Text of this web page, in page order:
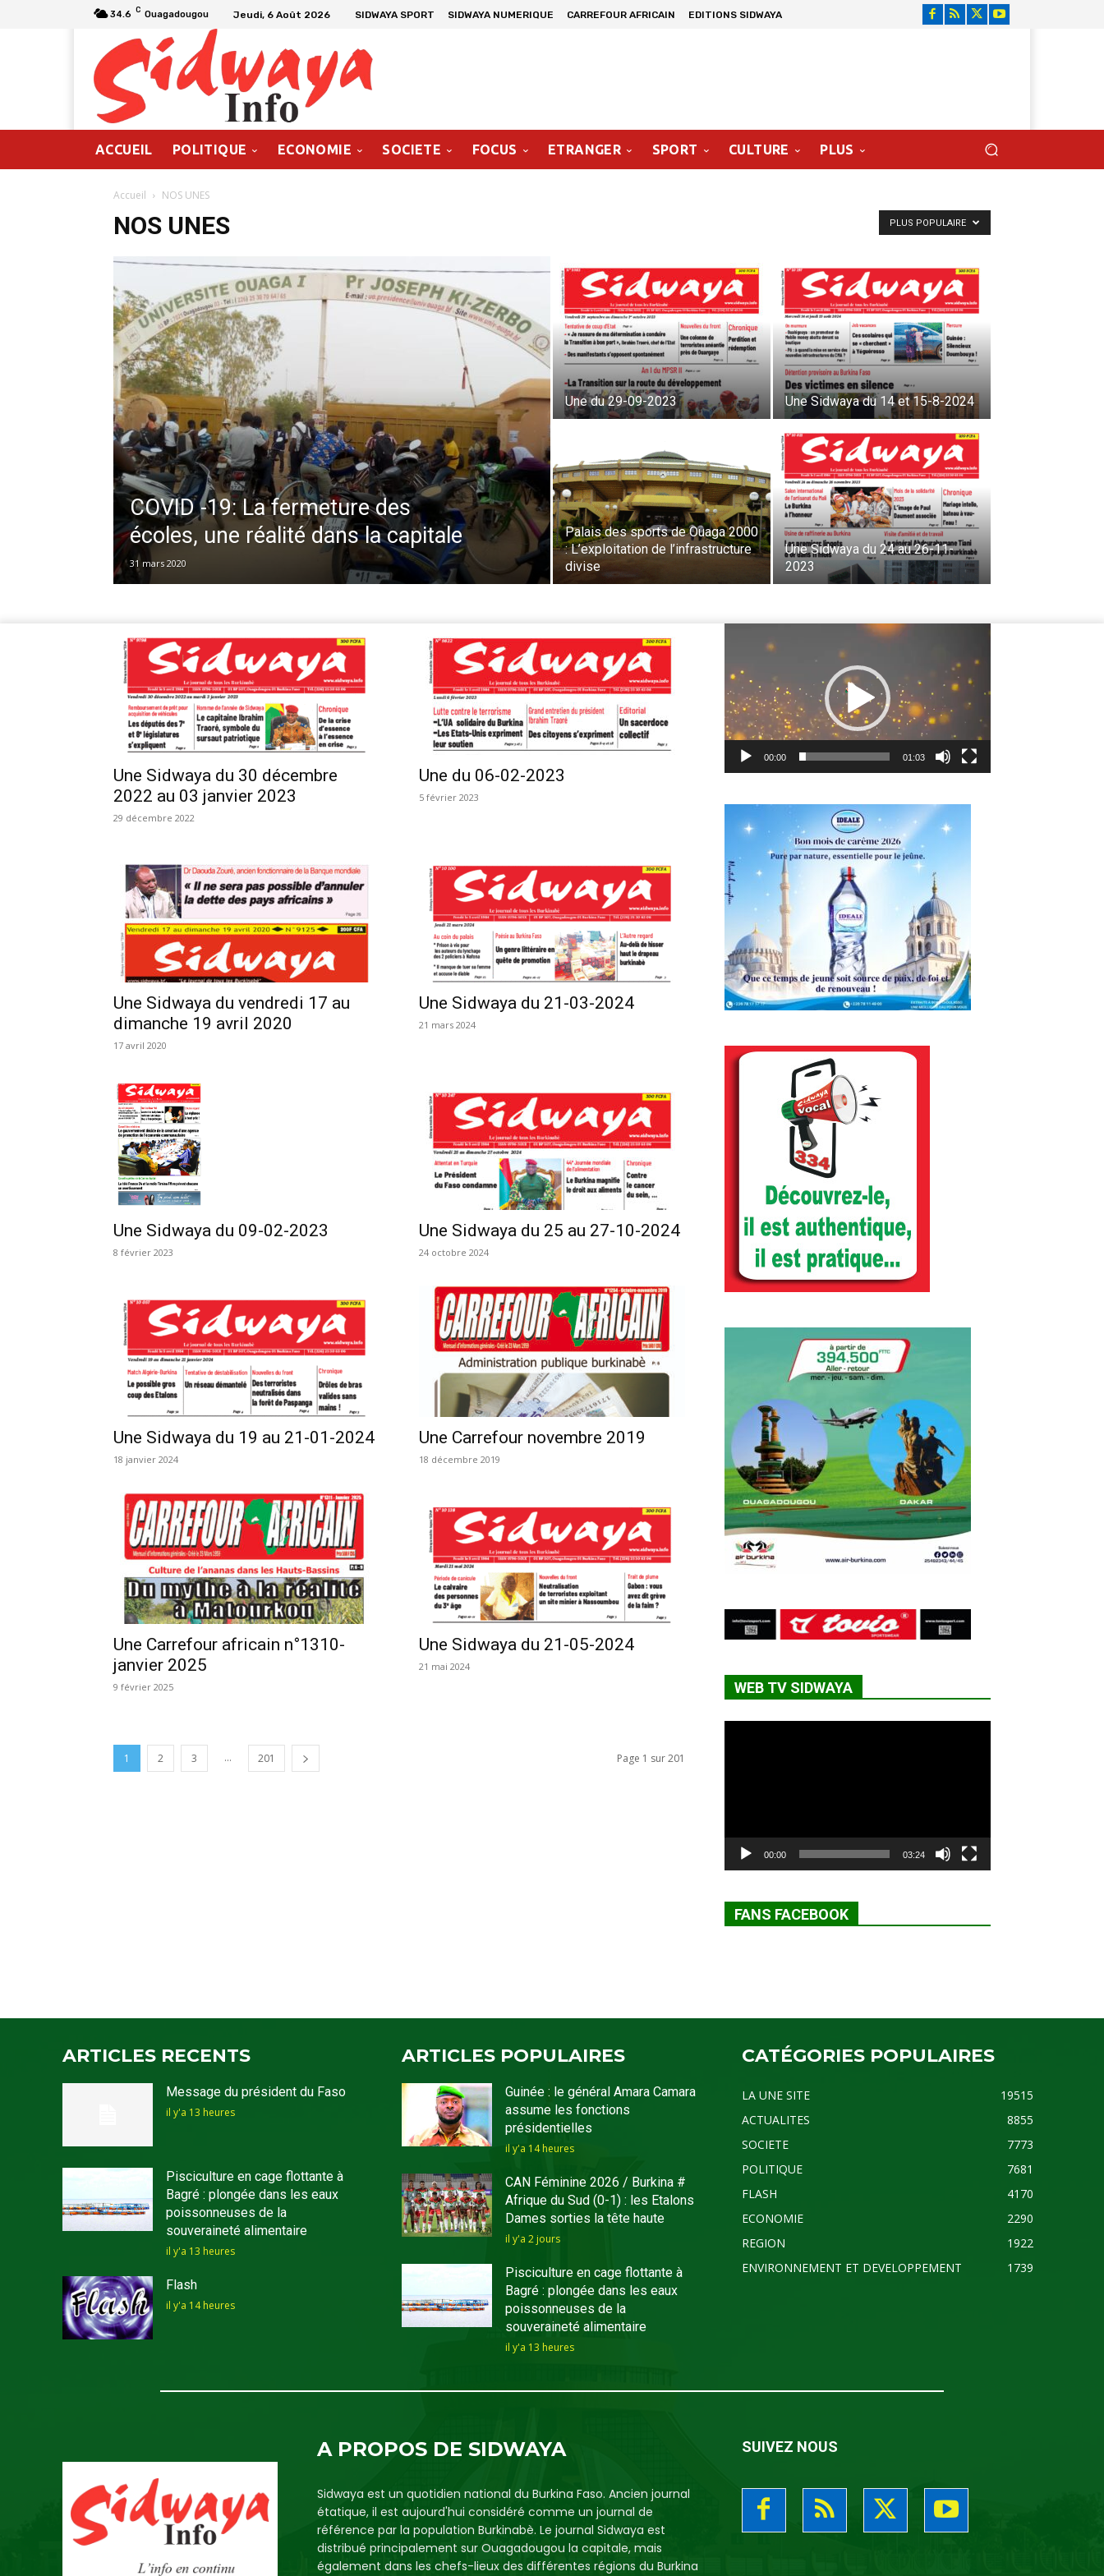
34.6 C Ouagadougou Jeudi, 6 Août 2026 SIDWAYA SPORT SIDWAYA NUMERIQUE CARREFOUR AFRICAIN EDITIONS SIDWAYA
ACCUEIL POLITIQUE ECONOMIE SOCIETE FOCUS ETRANGER SPORT CULTURE PLUS
Accueil NOS UNES
NOS UNES PLUS POPULAIRE
COVID -19: La fermeture des
écoles, une réalité dans la capitale
31 mars 2020
Une du 29-09-2023 Une Sidwaya du 14 et 15-8-2024
Palais des sports de Ouaga 2000
: L’exploitation de l’infrastructure
divise
Une Sidwaya du 24 au 26-11-
2023
Une Sidwaya du 30 décembre
2022 au 03 janvier 2023
29 décembre 2022
Une du 06-02-2023
5 février 2023
Une Sidwaya du vendredi 17 au
dimanche 19 avril 2020
17 avril 2020
Une Sidwaya du 21-03-2024
21 mars 2024
Une Sidwaya du 09-02-2023
8 février 2023
Une Sidwaya du 25 au 27-10-2024
24 octobre 2024
Une Sidwaya du 19 au 21-01-2024
18 janvier 2024
Une Carrefour novembre 2019
18 décembre 2019
Une Carrefour africain n°1310-
janvier 2025
9 février 2025
Une Sidwaya du 21-05-2024
21 mai 2024
1 2 3 ... 201 Page 1 sur 201
00:00 01:03
WEB TV SIDWAYA
00:00 03:24
FANS FACEBOOK
ARTICLES RECENTS
Message du président du Faso
il y'a 13 heures
Pisciculture en cage flottante à
Bagré : plongée dans les eaux
poissonneuses de la
souveraineté alimentaire
il y'a 13 heures
Flash
il y'a 14 heures
ARTICLES POPULAIRES
Guinée : le général Amara Camara
assume les fonctions
présidentielles
il y'a 14 heures
CAN Féminine 2026 / Burkina #
Afrique du Sud (0-1) : les Etalons
Dames sorties la tête haute
il y'a 2 jours
Pisciculture en cage flottante à
Bagré : plongée dans les eaux
poissonneuses de la
souveraineté alimentaire
il y'a 13 heures
CATÉGORIES POPULAIRES
LA UNE SITE
19515
ACTUALITES
8855
SOCIETE
7773
POLITIQUE
7681
FLASH
4170
ECONOMIE
2290
REGION
1922
ENVIRONNEMENT ET DEVELOPPEMENT
1739
A PROPOS DE SIDWAYA
Sidwaya est un quotidien national du Burkina Faso. Ancien journal
étatique, il est aujourd'hui considéré comme un journal de
référence par la population Burkinabè. Le journal Sidwaya est
distribué principalement sur Ouagadougou la capitale, mais
également dans les chefs-lieux des différentes régions du Burkina
SUIVEZ NOUS